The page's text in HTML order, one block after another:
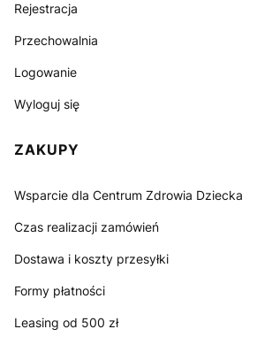
Rejestracja
Przechowalnia
Logowanie
Wyloguj się
ZAKUPY
Wsparcie dla Centrum Zdrowia Dziecka
Czas realizacji zamówień
Dostawa i koszty przesyłki
Formy płatności
Leasing od 500 zł